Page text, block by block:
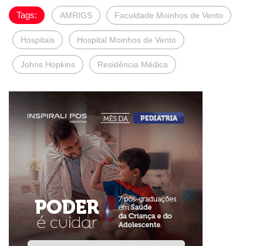
Tags: AMRIGS Faculdade Moinhos de Vento
Hospitais Hospital Moinhos de Vento
Johns Hopkins Residência Médica